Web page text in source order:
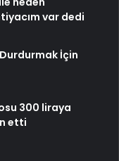
var dedi
Durdurmak İçin
300 liraya
etti